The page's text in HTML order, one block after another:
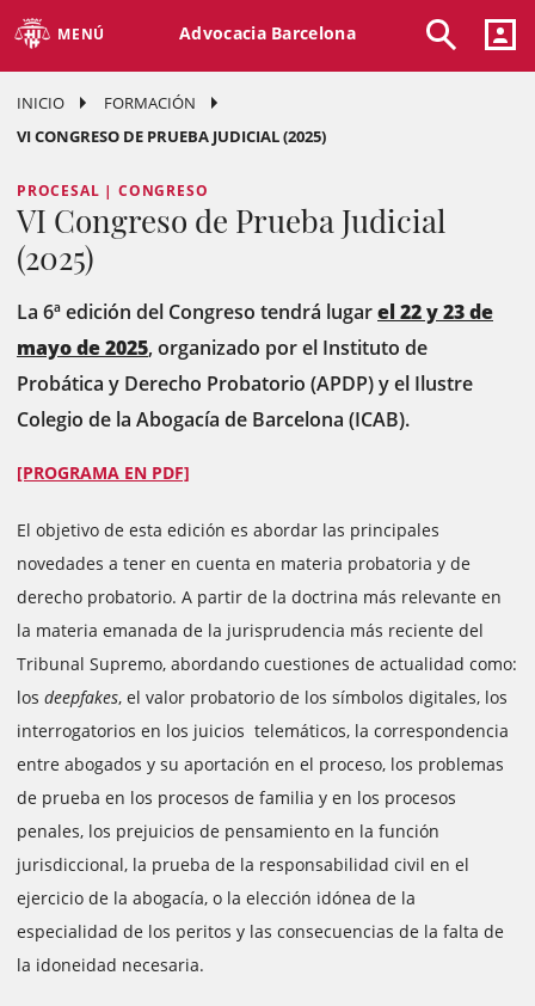
MENÚ Advocacia Barcelona
INICIO
FORMACIÓN
VI CONGRESO DE PRUEBA JUDICIAL (2025)
PROCESAL | CONGRESO
VI Congreso de Prueba Judicial
(2025)
La 6ª edición del Congreso tendrá lugarel 22 y 23 de
mayo de 2025, organizado por el Instituto de
Probática y Derecho Probatorio (APDP) y el Ilustre
Colegio de la Abogacía de Barcelona (ICAB).
[PROGRAMA EN PDF]
El objetivo de esta edición es abordar las principales
novedades a tener en cuenta en materia probatoria y de
derecho probatorio. A partir de la doctrina más relevante en
la materia emanada de la jurisprudencia más reciente del
Tribunal Supremo, abordando cuestiones de actualidad como:
los deepfakes, el valor probatorio de los símbolos digitales, los
interrogatorios en los juicios telemáticos, la correspondencia
entre abogados y su aportación en el proceso, los problemas
de prueba en los procesos de familia y en los procesos
penales, los prejuicios de pensamiento en la función
jurisdiccional, la prueba de la responsabilidad civil en el
ejercicio de la abogacía, o la elección idónea de la
especialidad de los peritos y las consecuencias de la falta de
la idoneidad necesaria.